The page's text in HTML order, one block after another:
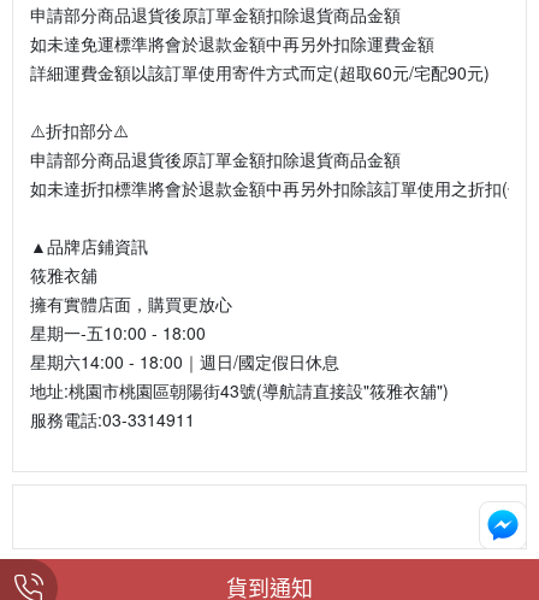
申請部分商品退貨後原訂單金額扣除退貨商品金額
如未達免運標準將會於退款金額中再另外扣除運費金額
詳細運費金額以該訂單使用寄件方式而定(超取60元/宅配90元)
⚠️折扣部分⚠️
申請部分商品退貨後原訂單金額扣除退貨商品金額
如未達折扣標準將會於退款金額中再另外扣除該訂單使用之折扣(優
▲品牌店鋪資訊
筱雅衣舖
擁有實體店面，購買更放心
星期一-五10:00 - 18:00
星期六14:00 - 18:00｜週日/國定假日休息
地址:桃園市桃園區朝陽街43號(導航請直接設"筱雅衣舖")
服務電話:03-3314911
貨到通知